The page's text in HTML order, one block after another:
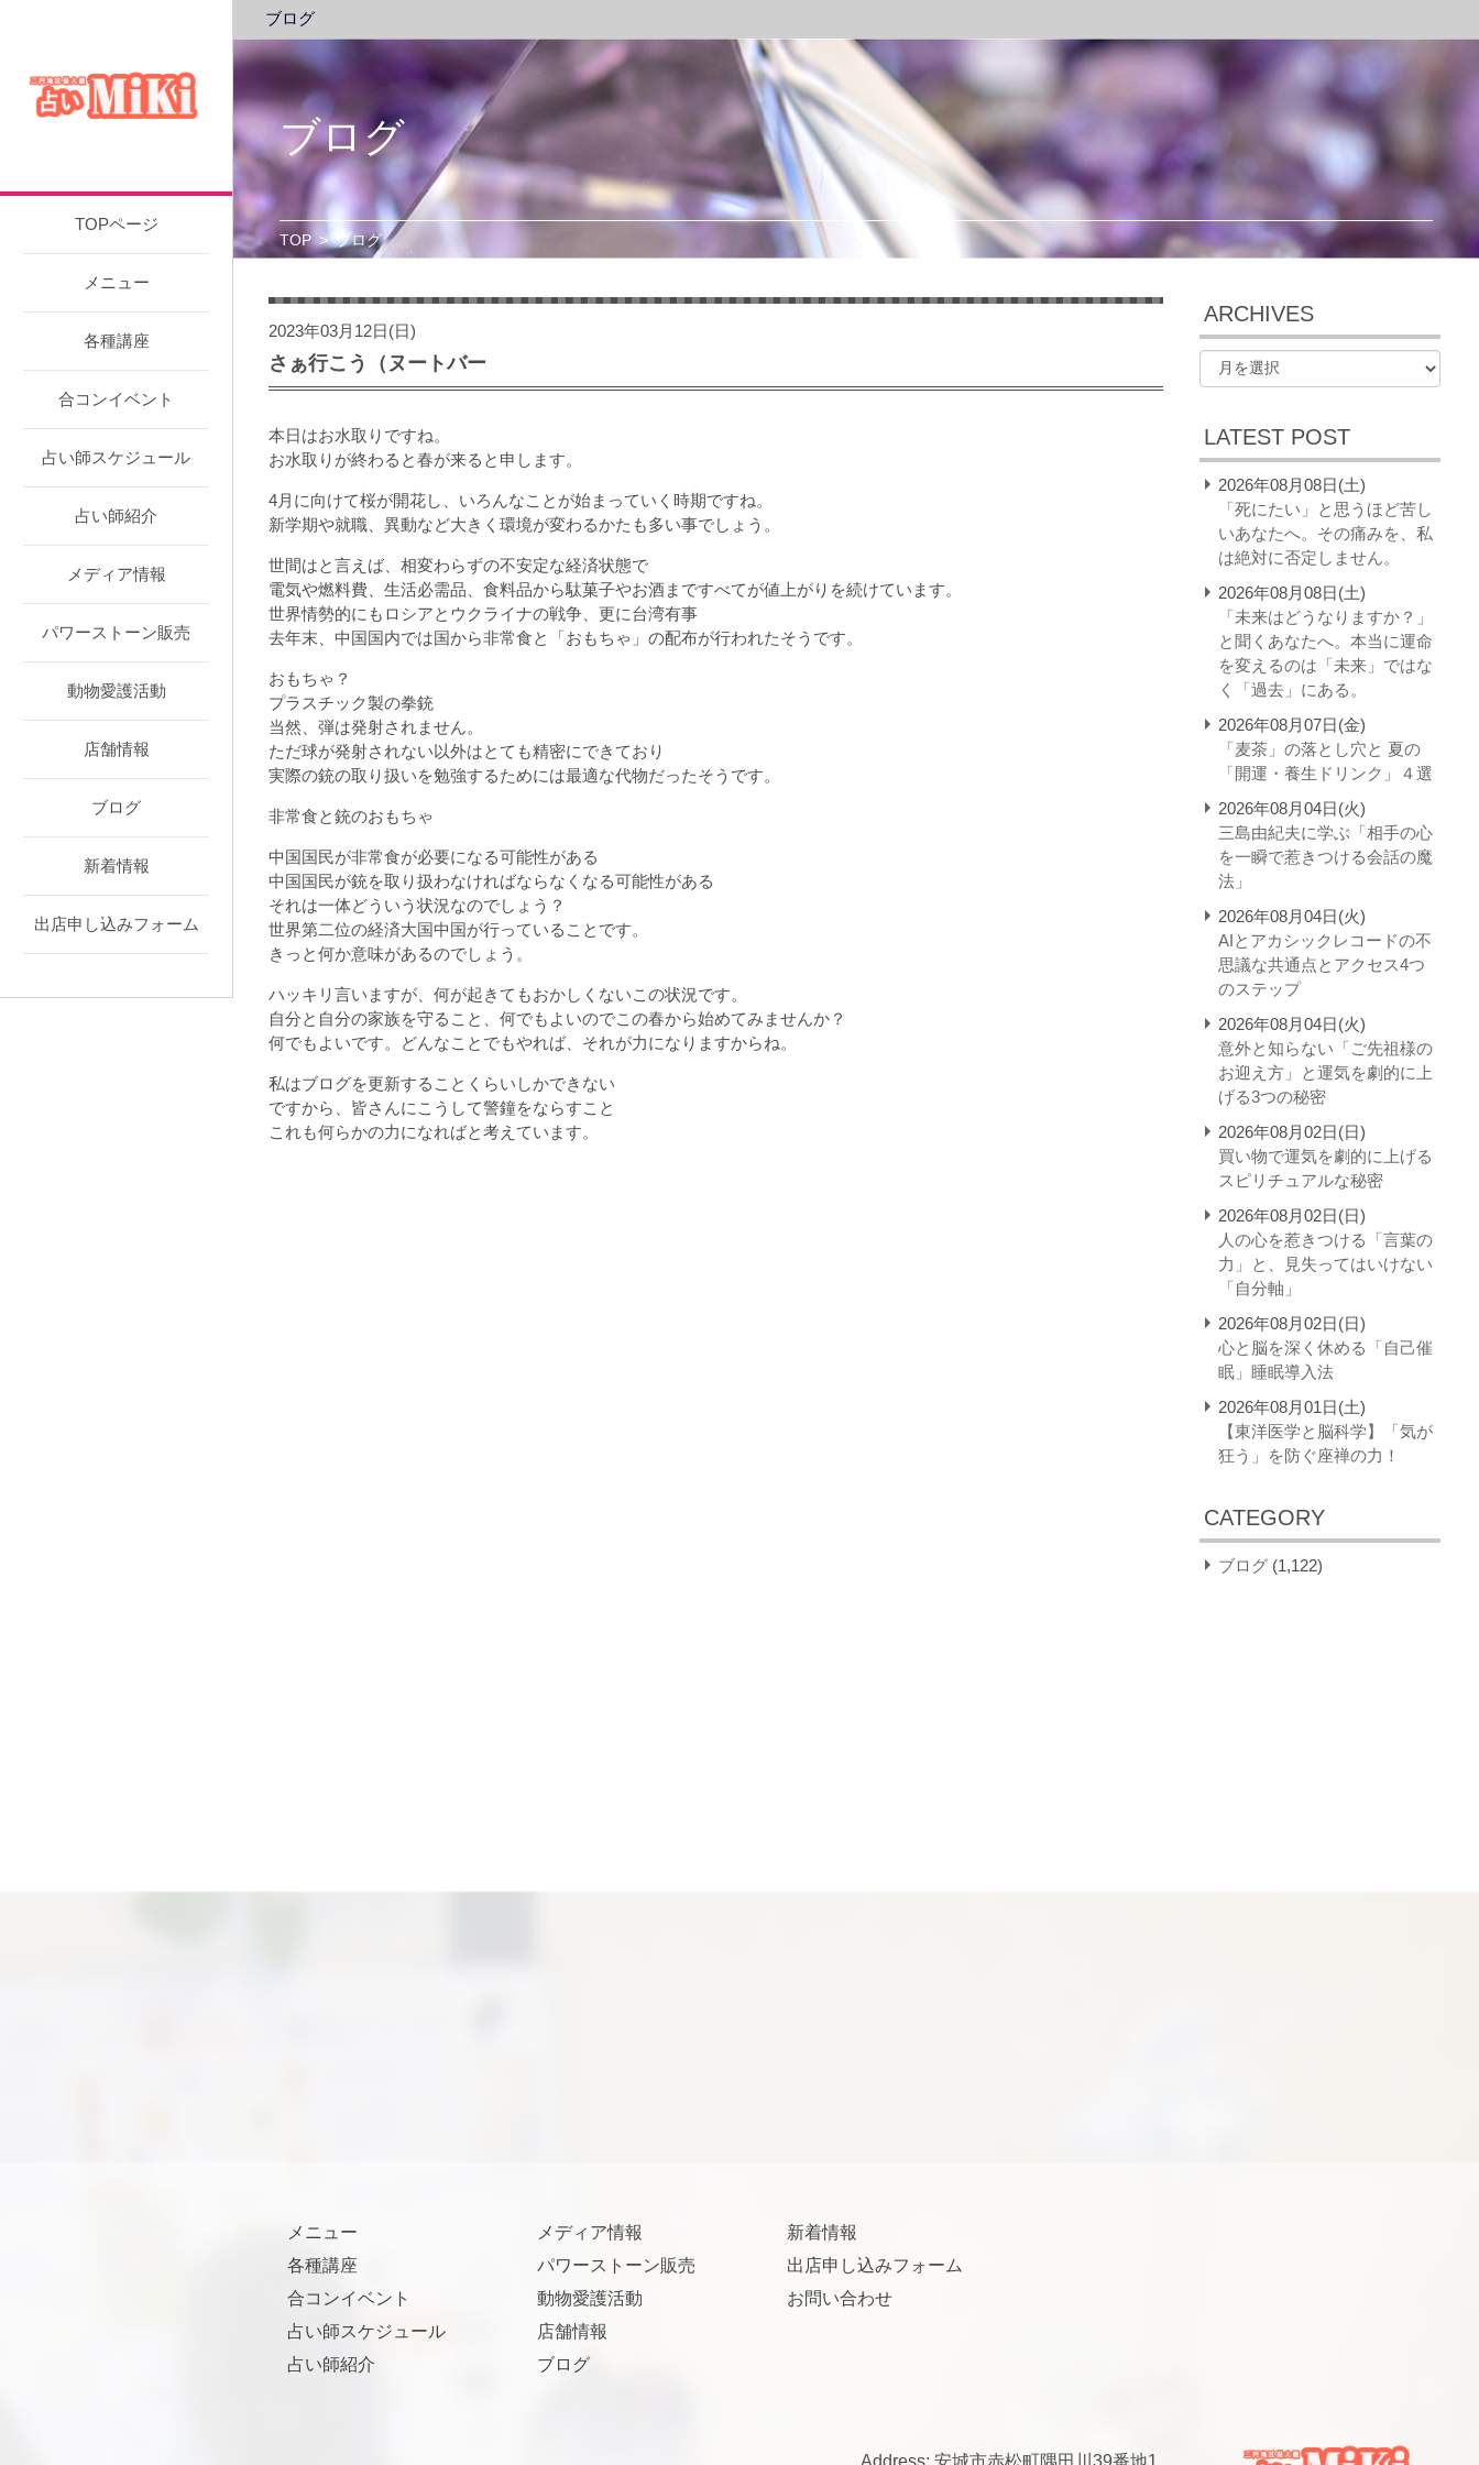
TOPページ
メニュー
各種講座
合コンイベント
占い師スケジュール
占い師紹介
メディア情報
パワーストーン販売
動物愛護活動
店舗情報
ブログ
新着情報
出店申し込みフォーム
ブログ
ブログ
TOP >ブログ
2023年03月12日(日)
さぁ行こう（ヌートバー
本日はお水取りですね。
お水取りが終わると春が来ると申します。
4月に向けて桜が開花し、いろんなことが始まっていく時期ですね。
新学期や就職、異動など大きく環境が変わるかたも多い事でしょう。
世間はと言えば、相変わらずの不安定な経済状態で
電気や燃料費、生活必需品、食料品から駄菓子やお酒まですべてが値上がりを続けています。
世界情勢的にもロシアとウクライナの戦争、更に台湾有事
去年末、中国国内では国から非常食と「おもちゃ」の配布が行われたそうです。
おもちゃ？
プラスチック製の拳銃
当然、弾は発射されません。
ただ球が発射されない以外はとても精密にできており
実際の銃の取り扱いを勉強するためには最適な代物だったそうです。
非常食と銃のおもちゃ
中国国民が非常食が必要になる可能性がある
中国国民が銃を取り扱わなければならなくなる可能性がある
それは一体どういう状況なのでしょう？
世界第二位の経済大国中国が行っていることです。
きっと何か意味があるのでしょう。
ハッキリ言いますが、何が起きてもおかしくないこの状況です。
自分と自分の家族を守ること、何でもよいのでこの春から始めてみませんか？
何でもよいです。どんなことでもやれば、それが力になりますからね。
私はブログを更新することくらいしかできない
ですから、皆さんにこうして警鐘をならすこと
これも何らかの力になればと考えています。
ARCHIVES
LATEST POST
2026年08月08日(土)
「死にたい」と思うほど苦し
いあなたへ。その痛みを、私
は絶対に否定しません。
2026年08月08日(土)
「未来はどうなりますか？」
と聞くあなたへ。本当に運命
を変えるのは「未来」ではな
く「過去」にある。
2026年08月07日(金)
「麦茶」の落とし穴と 夏の
「開運・養生ドリンク」４選
2026年08月04日(火)
三島由紀夫に学ぶ「相手の心
を一瞬で惹きつける会話の魔
法」
2026年08月04日(火)
AIとアカシックレコードの不
思議な共通点とアクセス4つ
のステップ
2026年08月04日(火)
意外と知らない「ご先祖様の
お迎え方」と運気を劇的に上
げる3つの秘密
2026年08月02日(日)
買い物で運気を劇的に上げる
スピリチュアルな秘密
2026年08月02日(日)
人の心を惹きつける「言葉の
力」と、見失ってはいけない
「自分軸」
2026年08月02日(日)
心と脳を深く休める「自己催
眠」睡眠導入法
2026年08月01日(土)
【東洋医学と脳科学】「気が
狂う」を防ぐ座禅の力！
CATEGORY
ブログ(1,122)
メニュー
各種講座
合コンイベント
占い師スケジュール
占い師紹介
メディア情報
パワーストーン販売
動物愛護活動
店舗情報
ブログ
新着情報
出店申し込みフォーム
お問い合わせ
Address: 安城市赤松町隅田川39番地1